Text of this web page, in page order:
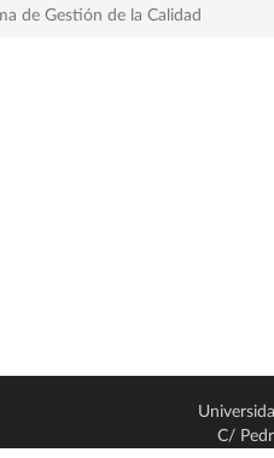
de Gestión de la Calidad
C/